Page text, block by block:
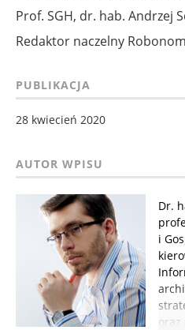
Prof. SGH, dr. hab. Andrzej
Redaktor naczelny
PUBLIKACJA
28 kwiecień 2020
Dr.
i
oraz